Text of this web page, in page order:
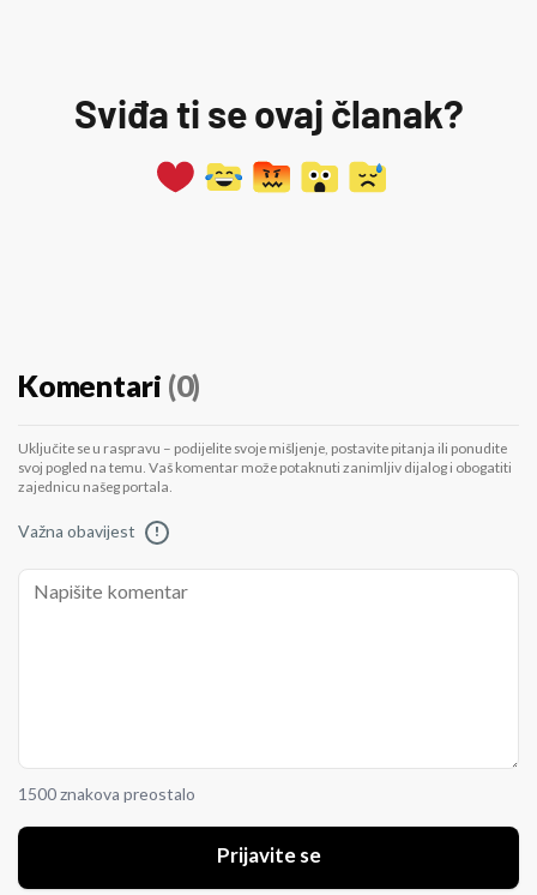
Sviđa ti se ovaj članak?
Komentari (0)
Uključite se u raspravu – podijelite svoje mišljenje, postavite pitanja ili ponudite
svoj pogled na temu. Vaš komentar može potaknuti zanimljiv dijalog i obogatiti
zajednicu našeg portala.
Važna obavijest !
1500 znakova preostalo
Prijavite se